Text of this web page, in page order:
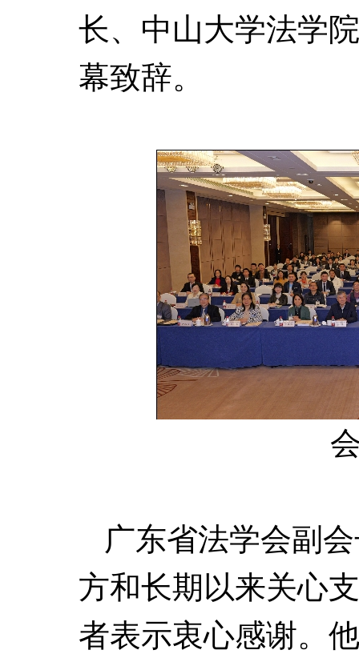
长、中山大学法学
幕致辞。
广东省法学会副
方和长期以来关心
者表示衷心感谢。